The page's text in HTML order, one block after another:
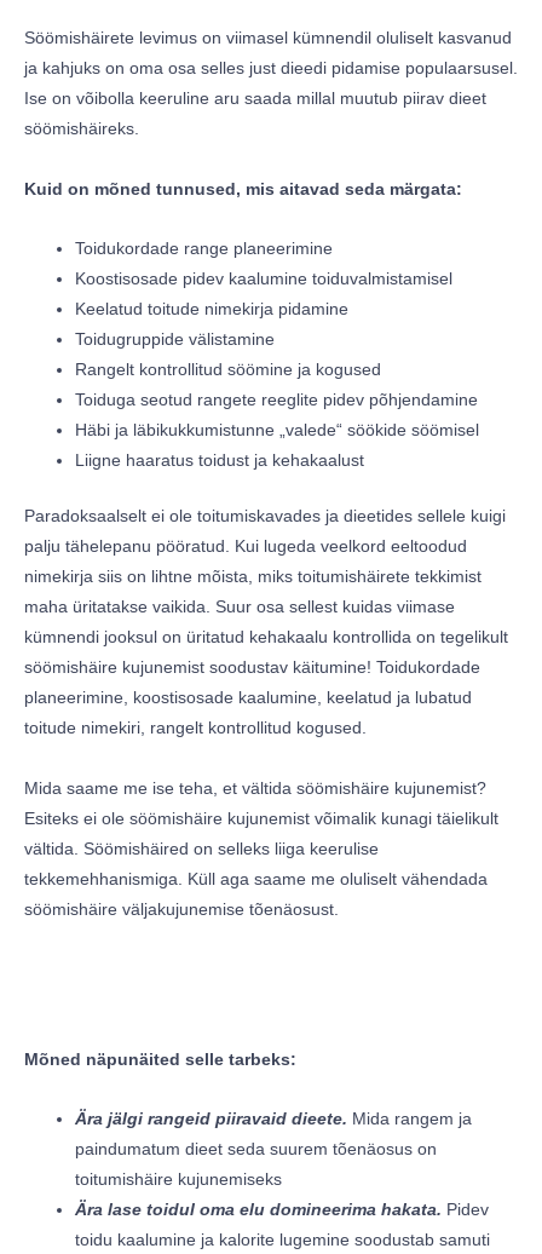
Söömishäirete levimus on viimasel kümnendil oluliselt kasvanud
ja kahjuks on oma osa selles just dieedi pidamise populaarsusel.
Ise on võibolla keeruline aru saada millal muutub piirav dieet
söömishäireks.
Kuid on mõned tunnused, mis aitavad seda märgata:
Toidukordade range planeerimine
Koostisosade pidev kaalumine toiduvalmistamisel
Keelatud toitude nimekirja pidamine
Toidugruppide välistamine
Rangelt kontrollitud söömine ja kogused
Toiduga seotud rangete reeglite pidev põhjendamine
Häbi ja läbikukkumistunne „valede“ söökide söömisel
Liigne haaratus toidust ja kehakaalust
Paradoksaalselt ei ole toitumiskavades ja dieetides sellele kuigi
palju tähelepanu pööratud. Kui lugeda veelkord eeltoodud
nimekirja siis on lihtne mõista, miks toitumishäirete tekkimist
maha üritatakse vaikida. Suur osa sellest kuidas viimase
kümnendi jooksul on üritatud kehakaalu kontrollida on tegelikult
söömishäire kujunemist soodustav käitumine! Toidukordade
planeerimine, koostisosade kaalumine, keelatud ja lubatud
toitude nimekiri, rangelt kontrollitud kogused.
Mida saame me ise teha, et vältida söömishäire kujunemist?
Esiteks ei ole söömishäire kujunemist võimalik kunagi täielikult
vältida. Söömishäired on selleks liiga keerulise
tekkemehhanismiga. Küll aga saame me oluliselt vähendada
söömishäire väljakujunemise tõenäosust.
Mõned näpunäited selle tarbeks:
Ära jälgi rangeid piiravaid dieete. Mida rangem ja
paindumatum dieet seda suurem tõenäosus on
toitumishäire kujunemiseks
Ära lase toidul oma elu domineerima hakata. Pidev
toidu kaalumine ja kalorite lugemine soodustab samuti